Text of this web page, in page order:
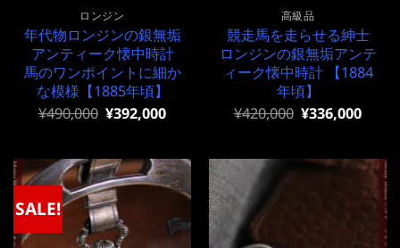
ロンジン
年代物ロンジンの銀無垢
アンティーク懐中時計
馬のワンポイントに細か
な模様【1885年頃】
元
格
は
¥490,000
で
し
¥490,000 現
価
格
は
¥490,000
で
す。
¥392,000
高級品
競走馬を走らせる紳士
ロンジンの銀無垢アンテ
ィーク懐中時計 【1884
年頃】
元
格
は
¥420,000
で
し
た。
¥420,000 現
価
¥336,000
SALE!